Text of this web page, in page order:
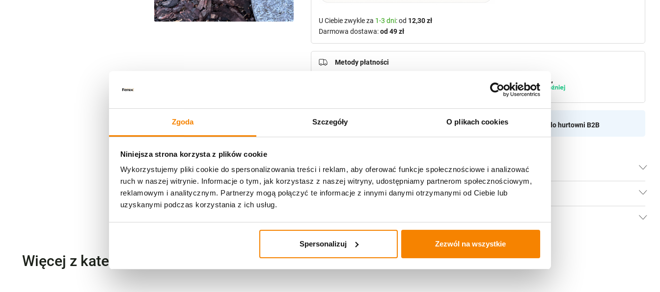
Zgoda Szczegóły O plikach cookies
Niniejsza strona korzysta z plików cookie
Wykorzystujemy pliki cookie do spersonalizowania treści i reklam, aby oferować funkcje społecznościowe i analizować
ruch w naszej witrynie. Informacje o tym, jak korzystasz z naszej witryny, udostępniamy partnerom społecznościowym,
reklamowym i analitycznym. Partnerzy mogą połączyć te informacje z innymi danymi otrzymanymi od Ciebie lub
uzyskanymi podczas korzystania z ich usług.
Spersonalizuj Zezwól na wszystkie
Potrzebujesz większą ilość? Zapraszamy do naszej hurtownii Przejdź do hurtowni B2B
U Ciebie zwykle za 1-3 dni: od 12,30 zł
Darmowa dostawa:od 49 zł
Metody płatności
Opis produktu
Specyfikacja
Więcej z kategorii Kwiaty sztuczne